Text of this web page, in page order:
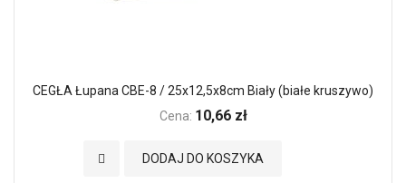
CEGŁA Łupana CBE-8 / 25x12,5x8cm Biały (białe kruszywo)
Cena: 10,66 zł
DODAJ DO KOSZYKA
Dodaj do Ulubionych